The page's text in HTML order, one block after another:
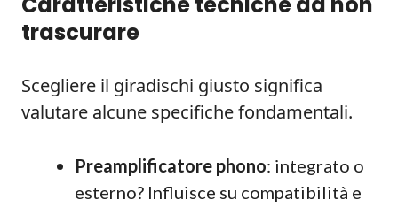
trascurare
Scegliere il giradischi giusto significa
valutare alcune specifiche fondamentali.
Preamplificatore phono: integrato o
esterno? Influisce su compatibilità e